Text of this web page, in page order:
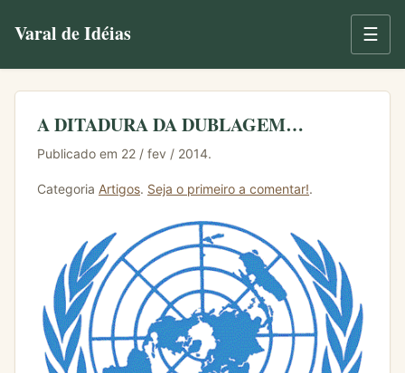
Varal de Idéias ☰
A DITADURA DA DUBLAGEM…
Publicado em 22 / fev / 2014.
Categoria Artigos. Seja o primeiro a comentar!.